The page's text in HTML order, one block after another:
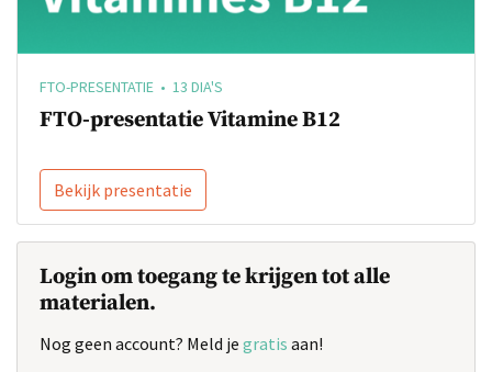
FTO-PRESENTATIE • 13 DIA'S
FTO-presentatie Vitamine B12
Bekijk presentatie
Login om toegang te krijgen tot alle
materialen.
Nog geen account? Meld je gratis aan!